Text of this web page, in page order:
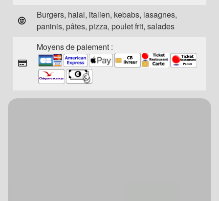
Burgers, halal, italien, kebabs, lasagnes,
paninis, pâtes, pizza, poulet frit, salades
Moyens de paiement :